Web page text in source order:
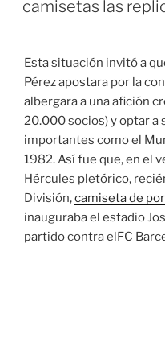
camisetas las
Esta situación invitó a
Pérez apostara por la
albergara a una afición
20.000 socios) y optar a
importantes como el
1982. Así fue que, en el
Hércules pletórico,
División,camiseta de
inauguraba el estadio
partido contra elFC